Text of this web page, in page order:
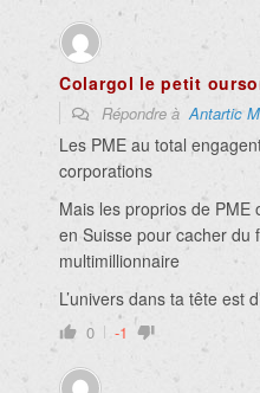
Colargol le petit
Répondre àAntartic
Les PME au total
corporations
Mais les proprios de
en Suisse pour cacher du
multimillionnaire
L’univers dans ta tête est
0 -1